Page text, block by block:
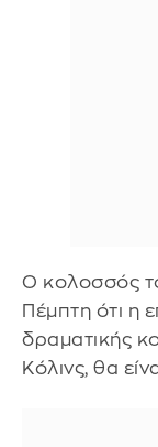
Ο κολοσσός
Πέμπτη ότι η
δραματικής
Κόλινς, θα